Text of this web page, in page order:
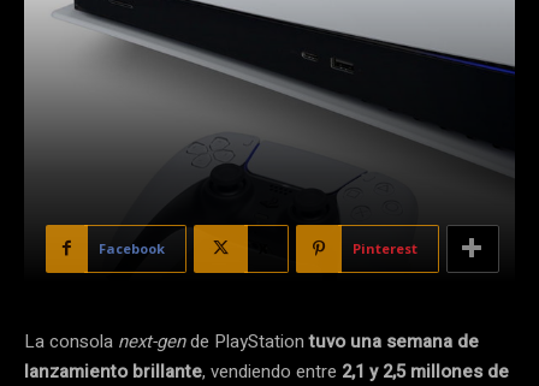
Facebook Pinterest
La consola next-gende PlayStationtuvo una semana de
lanzamiento brillante, vendiendo entre 2,1 y 2,5 millones de